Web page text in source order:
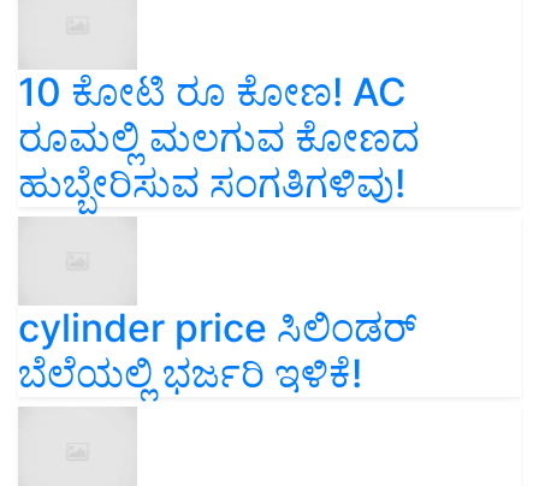
10 ಕೋಟಿ ರೂ ಕೋಣ! AC
ರೂಮಲ್ಲಿ ಮಲಗುವ ಕೋಣದ
ಹುಬ್ಬೇರಿಸುವ ಸಂಗತಿಗಳಿವು!
cylinder price ಸಿಲಿಂಡರ್‌
ಬೆಲೆಯಲ್ಲಿ ಭರ್ಜರಿ ಇಳಿಕೆ!